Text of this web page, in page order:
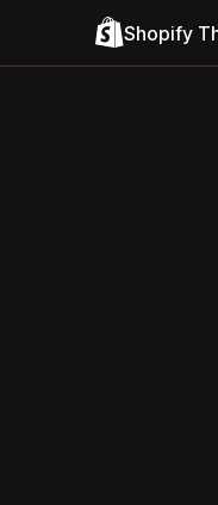
Shopify